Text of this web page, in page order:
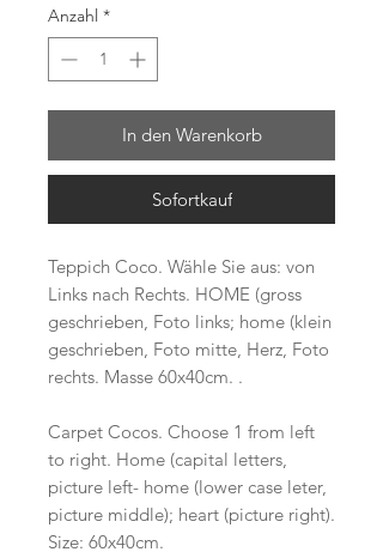
Anzahl *
In den Warenkorb
Sofortkauf
Teppich Coco. Wähle Sie aus: von
Links nach Rechts. HOME (gross
geschrieben, Foto links; home (klein
geschrieben, Foto mitte, Herz, Foto
rechts. Masse 60x40cm. .
Carpet Cocos. Choose 1 from left
to right. Home (capital letters,
picture left- home (lower case leter,
picture middle); heart (picture right).
Size: 60x40cm.